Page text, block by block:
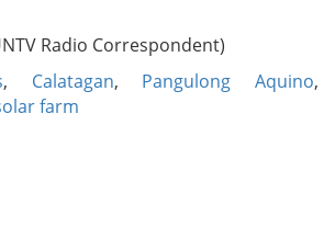
Radio Correspondent)
, Calatagan, Pangulong Aquino,
farm